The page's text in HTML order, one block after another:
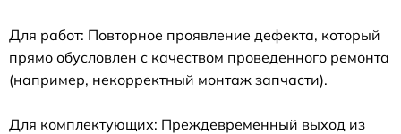
Для работ: Повторное проявление дефекта, который
прямо обусловлен с качеством проведенного ремонта
(например, некорректный монтаж запчасти).
Для комплектующих: Преждевременный выход из